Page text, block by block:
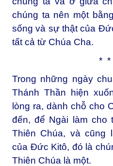
chúng ta nên một
sống và sự thật của
tất cả từ Chúa Cha.
* *
Trong những ngày
Thánh Thần hiện
lòng ra, dành chỗ cho
đến, để Ngài làm
Thiên Chúa, và cũng
của Đức Kitô, đó là
Thiên Chúa là một.